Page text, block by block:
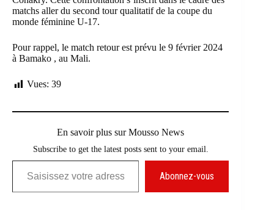
matchs aller du second tour qualitatif de la coupe du
monde féminine U-17.
Pour rappel, le match retour est prévu le 9 février 2024
à Bamako , au Mali.
Vues: 39
En savoir plus sur Mousso News
Subscribe to get the latest posts sent to your email.
Saisissez votre adresse e-mail…
Abonnez-vous